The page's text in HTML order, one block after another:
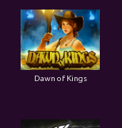
Dawn of Kings